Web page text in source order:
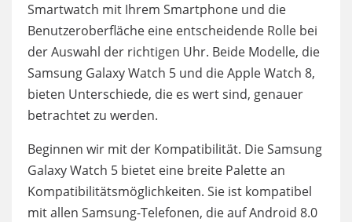
Smartwatch mit Ihrem Smartphone und die
Benutzeroberfläche eine entscheidende Rolle bei
der Auswahl der richtigen Uhr. Beide Modelle, die
Samsung Galaxy Watch 5 und die Apple Watch 8,
bieten Unterschiede, die es wert sind, genauer
betrachtet zu werden.
Beginnen wir mit der Kompatibilität. Die Samsung
Galaxy Watch 5 bietet eine breite Palette an
Kompatibilitätsmöglichkeiten. Sie ist kompatibel
mit allen Samsung-Telefonen, die auf Android 8.0